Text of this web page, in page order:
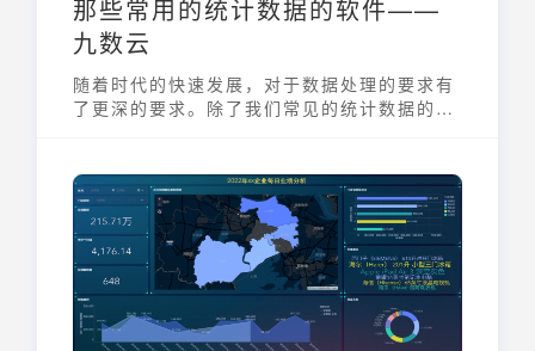
那些常用的统计数据的软件——
九数云
随着时代的快速发展，对于数据处理的要求有
了更深的要求。除了我们常见的统计数据的软